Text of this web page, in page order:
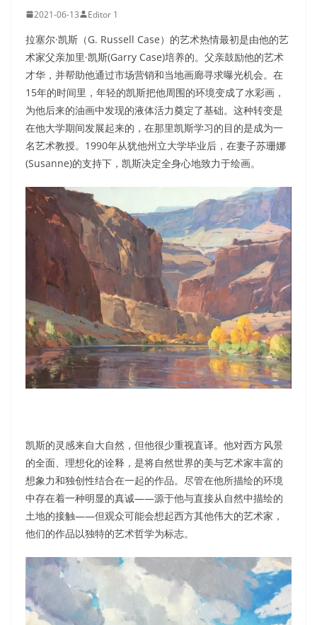
2021-06-13 Editor 1
拉塞尔·凯斯（G. Russell Case）的艺术热情最初是由他的艺
术家父亲加里·凯斯(Garry Case)培养的。父亲鼓励他的艺术
才华，并帮助他通过市场营销和当地画廊寻求曝光机会。在
15年的时间里，年轻的凯斯把他周围的环境变成了水彩画，
为他后来的油画中发现的液体活力奠定了基础。这种转变是
在他大学期间发展起来的，在那里凯斯学习的目的是成为一
名艺术教授。1990年从犹他州立大学毕业后，在妻子苏珊娜
(Susanne)的支持下，凯斯决定全身心地致力于绘画。
凯斯的灵感来自大自然，但他很少重视直译。他对西方风景
的全面、理想化的诠释，是将自然世界的美与艺术家丰富的
想象力和独创性结合在一起的作品。尽管在他所描绘的环境
中存在着一种明显的真诚——源于他与直接从自然中描绘的
土地的接触——但观众可能会想起西方其他伟大的艺术家，
他们的作品以独特的艺术哲学为标志。